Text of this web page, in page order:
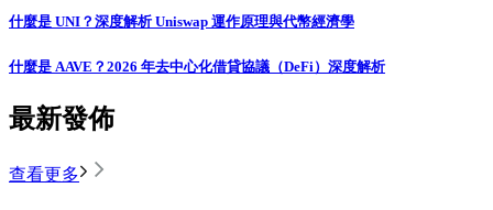
什麼是 UNI？深度解析 Uniswap 運作原理與代幣經濟學
什麼是 AAVE？2026 年去中心化借貸協議（DeFi）深度解析
最新發佈
查看更多